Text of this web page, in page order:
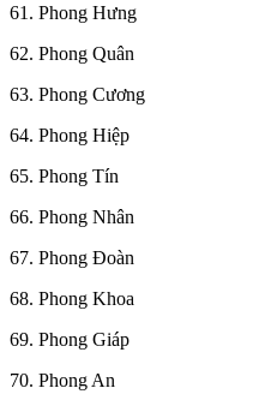
61. Phong Hưng
62. Phong Quân
63. Phong Cương
64. Phong Hiệp
65. Phong Tín
66. Phong Nhân
67. Phong Đoàn
68. Phong Khoa
69. Phong Giáp
70. Phong An